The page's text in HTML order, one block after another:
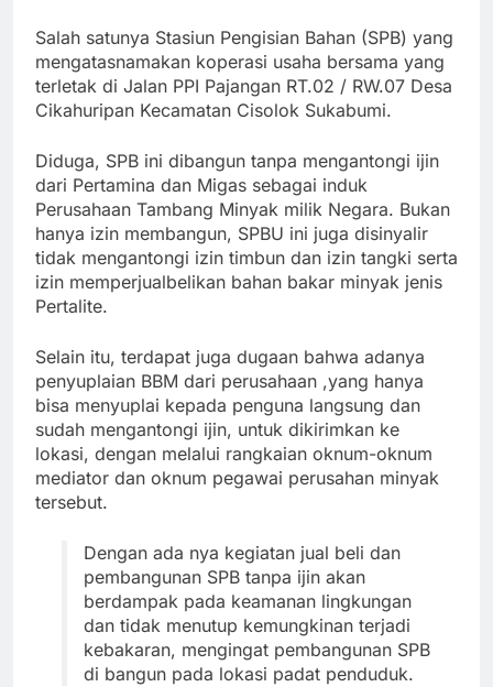
Salah satunya Stasiun Pengisian Bahan (SPB) yang
mengatasnamakan koperasi usaha bersama yang
terletak di Jalan PPI Pajangan RT.02 / RW.07 Desa
Cikahuripan Kecamatan Cisolok Sukabumi.
Diduga, SPB ini dibangun tanpa mengantongi ijin
dari Pertamina dan Migas sebagai induk
Perusahaan Tambang Minyak milik Negara. Bukan
hanya izin membangun, SPBU ini juga disinyalir
tidak mengantongi izin timbun dan izin tangki serta
izin memperjualbelikan bahan bakar minyak jenis
Pertalite.
Selain itu, terdapat juga dugaan bahwa adanya
penyuplaian BBM dari perusahaan ,yang hanya
bisa menyuplai kepada penguna langsung dan
sudah mengantongi ijin, untuk dikirimkan ke
lokasi, dengan melalui rangkaian oknum-oknum
mediator dan oknum pegawai perusahan minyak
tersebut.
Dengan ada nya kegiatan jual beli dan
pembangunan SPB tanpa ijin akan
berdampak pada keamanan lingkungan
dan tidak menutup kemungkinan terjadi
kebakaran, mengingat pembangunan SPB
di bangun pada lokasi padat penduduk.